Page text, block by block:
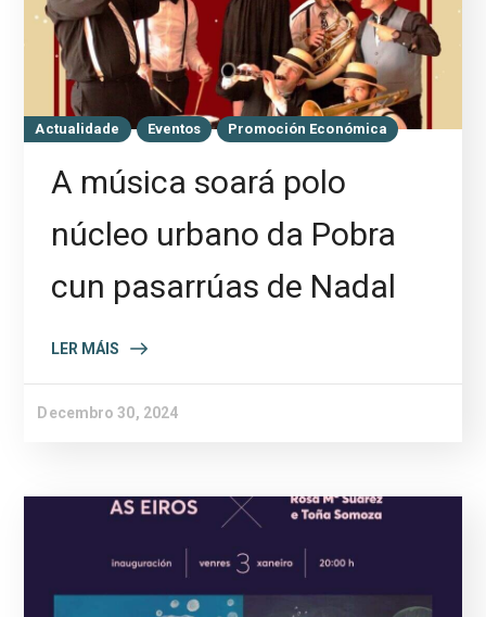
Actualidade Eventos Promoción Económica
A música soará polo
núcleo urbano da Pobra
cun pasarrúas de Nadal
LER MÁIS
Decembro 30, 2024